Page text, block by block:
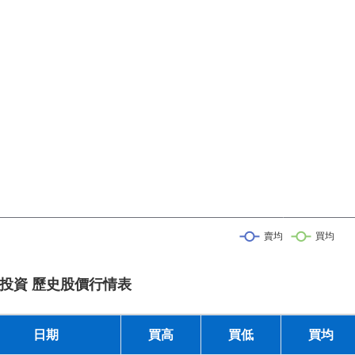
資 歷史股價行情表
日期 買高 買低 買均